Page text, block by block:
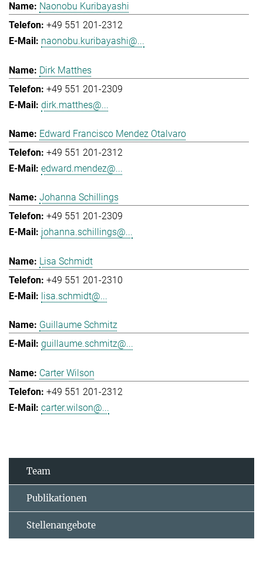
Naonobu Kuribayashi
+49 551 201-2312
naonobu.kuribayashi@...
Dirk Matthes
+49 551 201-2309
dirk.matthes@...
Edward Francisco Mendez Otalvaro
+49 551 201-2312
edward.mendez@...
Johanna Schillings
+49 551 201-2309
johanna.schillings@...
Lisa Schmidt
+49 551 201-2310
lisa.schmidt@...
Guillaume Schmitz
guillaume.schmitz@...
Carter Wilson
+49 551 201-2312
carter.wilson@...
Team
Publikationen
Stellenangebote